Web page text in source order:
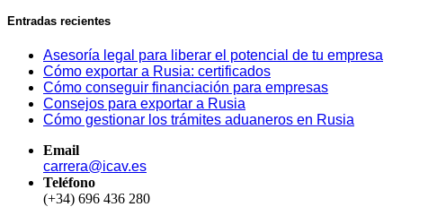
Entradas recientes
Asesoría legal para liberar el potencial de tu empresa
Cómo exportar a Rusia: certificados
Cómo conseguir financiación para empresas
Consejos para exportar a Rusia
Cómo gestionar los trámites aduaneros en Rusia
Email
carrera@icav.es
Teléfono
(+34) 696 436 280